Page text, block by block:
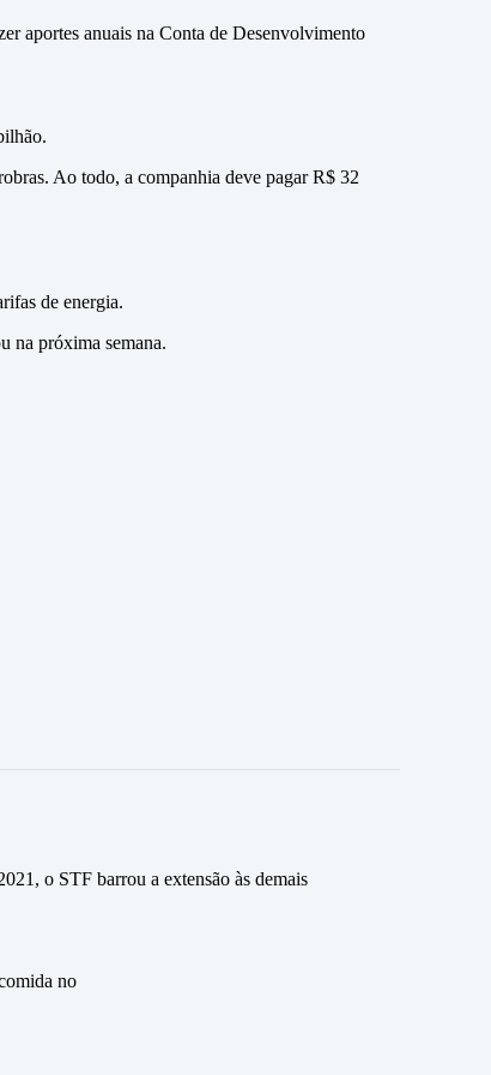
aportes anuais na Conta de Desenvolvimento
Ao todo, a companhia deve pagar R$ 32
de energia.
na próxima semana.
o STF barrou a extensão às demais
no